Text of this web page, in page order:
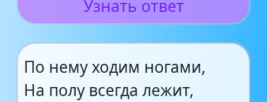
Узнать ответ
По нему ходим ногами,
На полу всегда лежит,